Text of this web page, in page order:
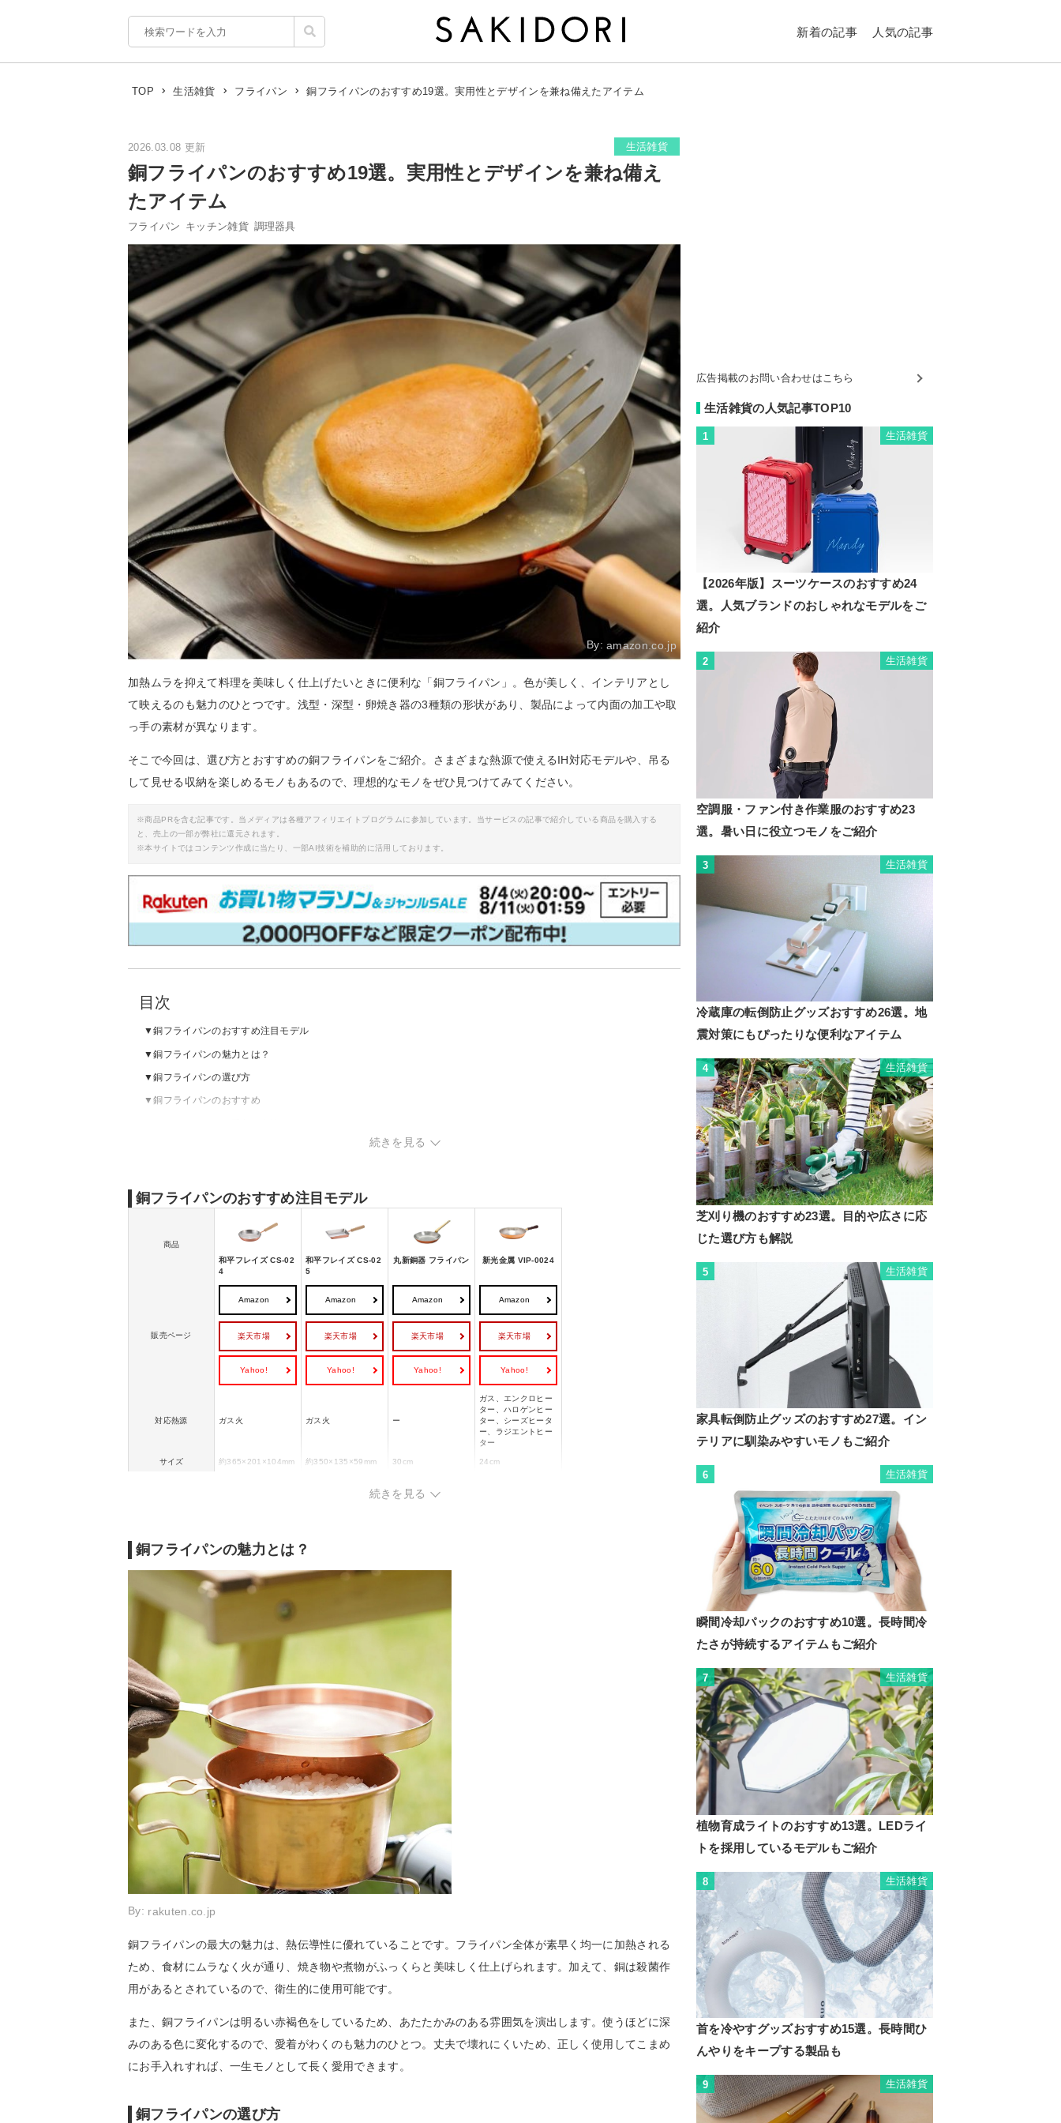
新着の記事 人気の記事
TOP 生活雑貨 フライパン 銅フライパンのおすすめ19選。実用性とデザインを兼ね備えたアイテム
2026.03.08 更新 生活雑貨
銅フライパンのおすすめ19選。実用性とデザインを兼ね備え
たアイテム
フライパン キッチン雑貨 調理器具
By:amazon.co.jp
加熱ムラを抑えて料理を美味しく仕上げたいときに便利な「銅フライパン」。色が美しく、インテリアとし
て映えるのも魅力のひとつです。浅型・深型・卵焼き器の3種類の形状があり、製品によって内面の加工や取
っ手の素材が異なります。
そこで今回は、選び方とおすすめの銅フライパンをご紹介。さまざまな熱源で使えるIH対応モデルや、吊る
して見せる収納を楽しめるモノもあるので、理想的なモノをぜひ見つけてみてください。
※商品PRを含む記事です。当メディアは各種アフィリエイトプログラムに参加しています。当サービスの記事で紹介している商品を購入する
と、売上の一部が弊社に還元されます。
※本サイトではコンテンツ作成に当たり、一部AI技術を補助的に活用しております。
目次
銅フライパンのおすすめ注目モデル
銅フライパンの魅力とは？
銅フライパンの選び方
銅フライパンのおすすめ
続きを見る
銅フライパンのおすすめ注目モデル
商品
和平フレイズ CS-02
4
和平フレイズ CS-02
5
丸新銅器 フライパン 新光金属 VIP-0024
販売ページ
Amazon
楽天市場
Yahoo!
Amazon
楽天市場
Yahoo!
Amazon
楽天市場
Yahoo!
Amazon
楽天市場
Yahoo!
対応熱源 ガス火 ガス火 ー
ガス、エンクロヒー
ター、ハロゲンヒー
ター、シーズヒータ
ー、ラジエントヒー
ター
サイズ 約365×201×104mm 約350×135×59mm 30cm 24cm
ー
続きを見る
銅フライパンの魅力とは？
By: rakuten.co.jp
銅フライパンの最大の魅力は、熱伝導性に優れていることです。フライパン全体が素早く均一に加熱される
ため、食材にムラなく火が通り、焼き物や煮物がふっくらと美味しく仕上げられます。加えて、銅は殺菌作
用があるとされているので、衛生的に使用可能です。
また、銅フライパンは明るい赤褐色をしているため、あたたかみのある雰囲気を演出します。使うほどに深
みのある色に変化するので、愛着がわくのも魅力のひとつ。丈夫で壊れにくいため、正しく使用してこまめ
にお手入れすれば、一生モノとして長く愛用できます。
銅フライパンの選び方
広告掲載のお問い合わせはこちら
生活雑貨の人気記事TOP10
1 生活雑貨
【2026年版】スーツケースのおすすめ24
選。人気ブランドのおしゃれなモデルをご
紹介
2 生活雑貨
空調服・ファン付き作業服のおすすめ23
選。暑い日に役立つモノをご紹介
3 生活雑貨
冷蔵庫の転倒防止グッズおすすめ26選。地
震対策にもぴったりな便利なアイテム
4 生活雑貨
芝刈り機のおすすめ23選。目的や広さに応
じた選び方も解説
5 生活雑貨
家具転倒防止グッズのおすすめ27選。イン
テリアに馴染みやすいモノもご紹介
6 生活雑貨
瞬間冷却パックのおすすめ10選。長時間冷
たさが持続するアイテムもご紹介
7 生活雑貨
植物育成ライトのおすすめ13選。LEDライ
トを採用しているモデルもご紹介
8 生活雑貨
首を冷やすグッズおすすめ15選。長時間ひ
んやりをキープする製品も
9 生活雑貨